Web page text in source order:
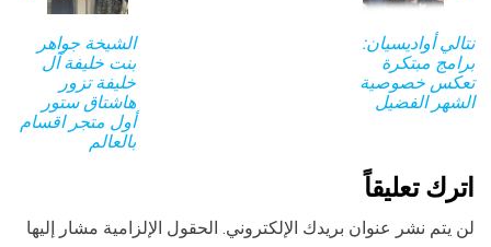
الشيخة جواهر
بنت خليفة آل
خليفة تزور
هاشتاق ستور
أول متجر اقسام
بالعالم
نتالي أواديسيان:
برامج مبتكرة
تعكس خصوصية
الشهر الفضيل
اترك تعليقاً
لن يتم نشر عنوان بريدك الإلكتروني. الحقول الإلزامية مشار إليها